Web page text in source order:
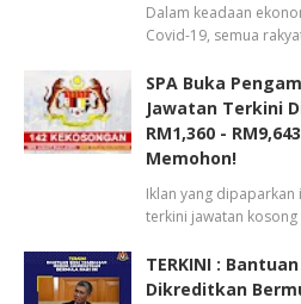
Dalam keadaan
Covid-19, semua
SPA Buka
Jawatan Terkini
RM1,360 -
Memohon!
Iklan yang
terkini jawatan kosong
TERKINI :
Dikreditkan